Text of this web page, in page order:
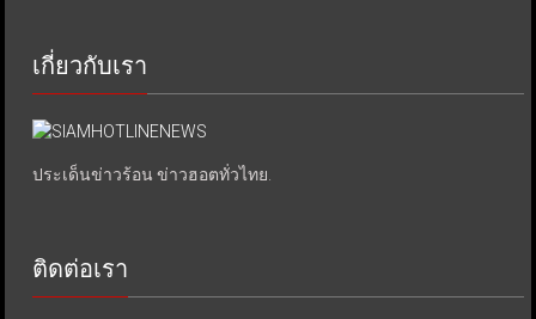
เกี่ยวกับเรา
ประเด็นข่าวร้อน ข่าวฮอตทั่วไทย.
ติดต่อเรา